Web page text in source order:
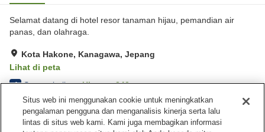
Selamat datang di hotel resor tanaman hijau, pemandian air
panas, dan olahraga.
Kota Hakone, Kanagawa, Jepang
Lihat di peta
4 Sangat baik Ulasan:343
Fasilitas properti
Situs web ini menggunakan cookie untuk meningkatkan
pengalaman pengguna dan menganalisis kinerja serta lalu
lintas di situs web kami. Kami juga membagikan informasi